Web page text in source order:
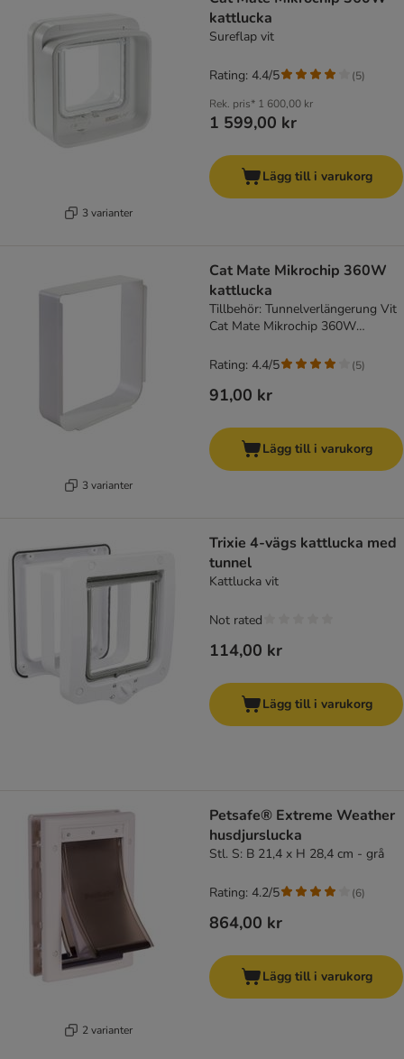
3 varianter
kattlucka
Sureflap vit
Rek. pris* 1 600,00 kr
1 599,00 kr
Rating: 4.4/5 (5)
Lägg till i varukorg
3 varianter
Cat Mate Mikrochip 360W
kattlucka
Tillbehör: Tunnelverlängerung Vit
Cat Mate Mikrochip 360W
91,00 kr
Rating: 4.4/5 (5)
Lägg till i varukorg
Trixie 4-vägs kattlucka med
tunnel
Kattlucka vit
114,00 kr
Not rated
Lägg till i varukorg
2 varianter
Petsafe® Extreme Weather
husdjurslucka
Stl. S: B 21,4 x H 28,4 cm - grå
864,00 kr
Rating: 4.2/5 (6)
Lägg till i varukorg